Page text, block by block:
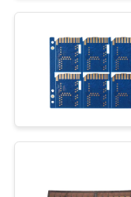
MAPA
SITIO
PRIVACY
POLICY